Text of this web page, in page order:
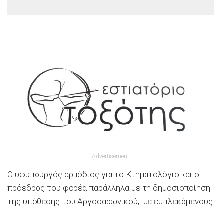
Advertisement
Ο υφυπουργός αρμόδιος για το Κτηματολόγιο και ο
πρόεδρος του φορέα παράλληλα με τη δημοσιοποίηση
της υπόθεσης του Αργοσαρωνικού, με εμπλεκόμενους